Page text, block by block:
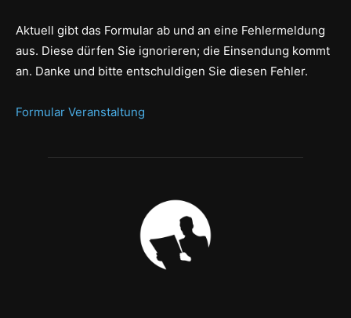
Aktuell gibt das Formular ab und an eine Fehlermeldung
aus. Diese dürfen Sie ignorieren; die Einsendung kommt
an. Danke und bitte entschuldigen Sie diesen Fehler.
Formular Veranstaltung